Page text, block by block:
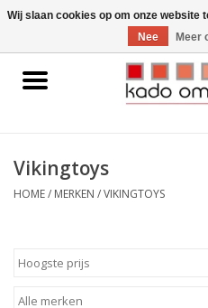
Home
Gadgets
Vikingtoys
HOME/ MERKEN /VIKINGTOYS
Wij slaan cookies op om onze website
Nee
Meer